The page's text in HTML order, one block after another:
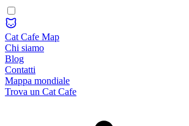
Cat Cafe Map
Chi siamo
Blog
Contatti
Mappa mondiale
Trova un Cat Cafe